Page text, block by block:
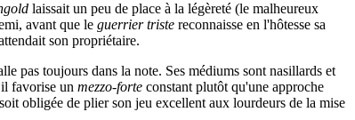
laissait un peu de place à la légèreté (le malheureux
avant que le guerrier triste reconnaisse en l'hôtesse sa
son propriétaire.
pas toujours dans la note. Ses médiums sont nasillards et
favorise un mezzo-forte constant plutôt qu'une approche
obligée de plier son jeu excellent aux lourdeurs de la mise